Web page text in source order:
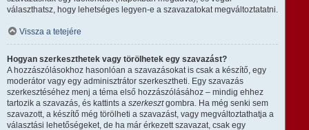
választhatsz, hogy lehetséges legyen-e a szavazatokat megváltoztatatni.
Vissza a tetejére
Hogyan szerkeszthetek vagy törölhetek egy szavazást?
A hozzászólásokhoz hasonlóan a szavazásokat is csak a készítő, egy
moderátor vagy egy adminisztrátor szerkesztheti. Egy szavazás
szerkesztéséhez menj a téma első hozzászólásához – mindig ehhez
tartozik a szavazás, és kattints a szerkesztgombra. Ha még senki sem
szavazott, a készítő még törölheti a szavazást, vagy megváltoztathatja a
választási lehetőségeket, de ha már érkezett szavazat, csak egy